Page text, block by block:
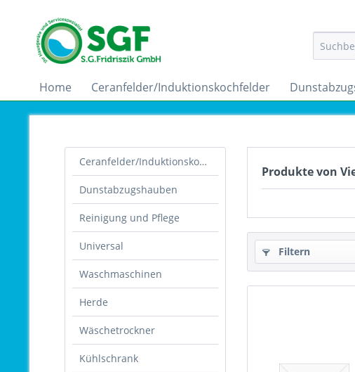
Home Ceranfelder/Induktionskochfelder
Ceranfelder/Induktionskochfelder
Dunstabzugshauben
Reinigung und Pflege
Universal
Waschmaschinen
Herde
Wäschetrockner
Kühlschrank
Produkte von
Filtern